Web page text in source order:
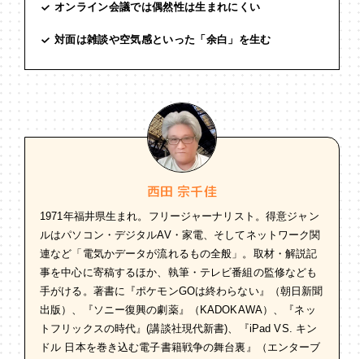
オンライン会議では偶然性は生まれにくい
対面は雑談や空気感といった「余白」を生む
西田 宗千佳
1971年福井県生まれ。フリージャーナリスト。得意ジャン
ルはパソコン・デジタルAV・家電、そしてネットワーク関
連など「電気かデータが流れるもの全般」。取材・解説記
事を中心に寄稿するほか、執筆・テレビ番組の監修なども
手がける。著書に『ポケモンGOは終わらない』（朝日新聞
出版）、『ソニー復興の劇薬』（KADOKAWA）、『ネッ
トフリックスの時代』(講談社現代新書)、『iPad VS. キン
ドル 日本を巻き込む電子書籍戦争の舞台裏』（エンターブ